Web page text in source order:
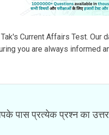
Current Affairs Test. Our
you are always informed
पास प्रत्येक प्रश्न का